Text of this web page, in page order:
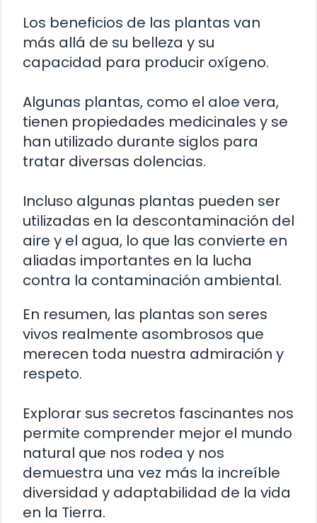
Los beneficios de las plantas van
más allá de su belleza y su
capacidad para producir oxígeno.
Algunas plantas, como el aloe vera,
tienen propiedades medicinales y se
han utilizado durante siglos para
tratar diversas dolencias.
Incluso algunas plantas pueden ser
utilizadas en la descontaminación del
aire y el agua, lo que las convierte en
aliadas importantes en la lucha
contra la contaminación ambiental.
En resumen, las plantas son seres
vivos realmente asombrosos que
merecen toda nuestra admiración y
respeto.
Explorar sus secretos fascinantes nos
permite comprender mejor el mundo
natural que nos rodea y nos
demuestra una vez más la increíble
diversidad y adaptabilidad de la vida
en la Tierra.